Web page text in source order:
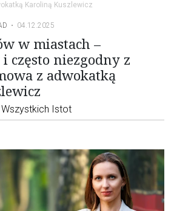
Karoliną Kuszlewicz
04.12.2025
w miastach –
często niezgodny z
z adwokatką
Istot